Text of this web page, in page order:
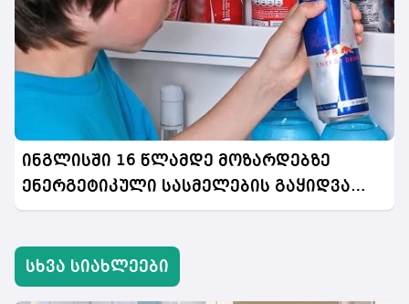
ინგლისში 16 წლამდე მოზარდებზე
ენერგეტიკული სასმელების გაყიდვა
აიკრძალება
სხვა სიახლეები